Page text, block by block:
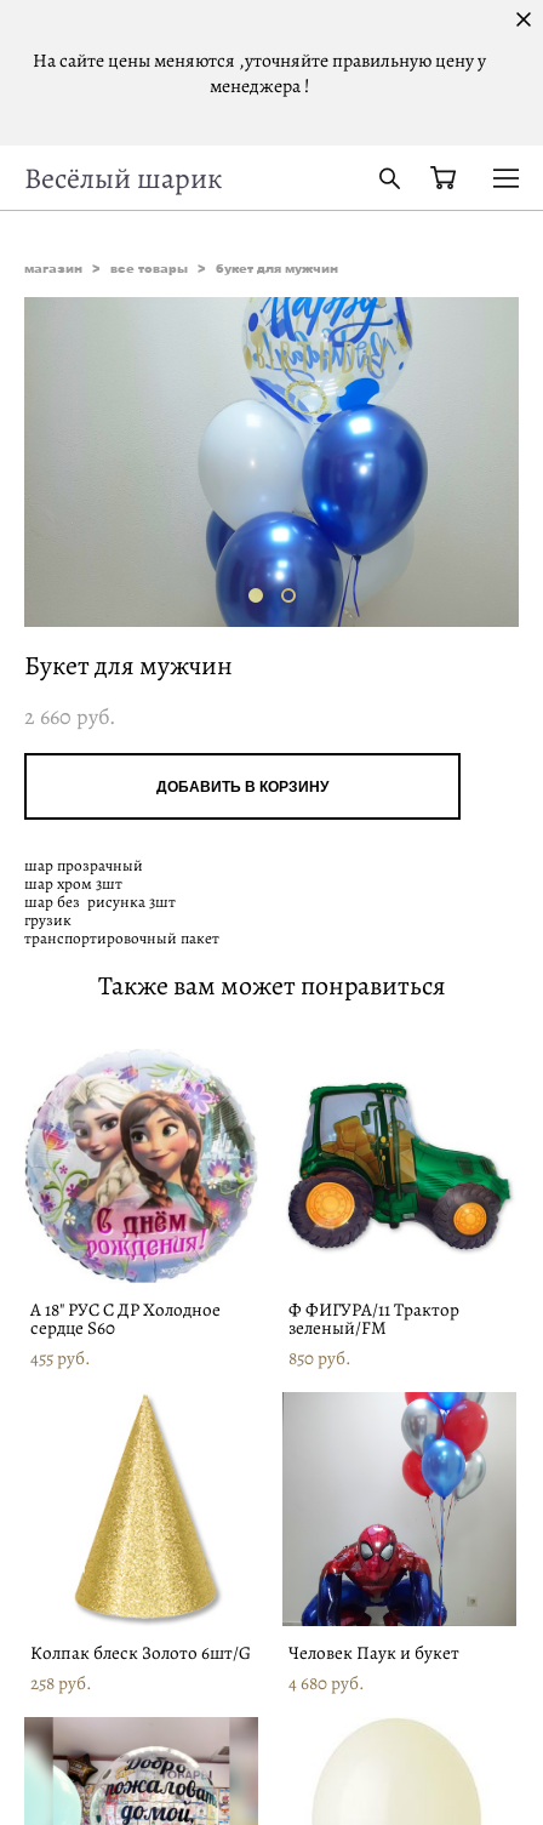
На сайте цены меняются ,уточняйте правильную цену у
менеджера !
Весёлый шарик
магазин > все товары > букет для мужчин
Букет для мужчин
2 660 pуб.
ДОБАВИТЬ В КОРЗИНУ
шар прозрачный
шар хром 3шт
шар без рисунка 3шт
грузик
транспортировочный пакет
Также вам может понравиться
А 18" РУС С ДР Холодное
сердце S60
455 pуб.
Ф ФИГУРА/11 Трактор
зеленый/FM
850 pуб.
Колпак блеск Золото 6шт/G
258 pуб.
Человек Паук и букет
4 680 pуб.